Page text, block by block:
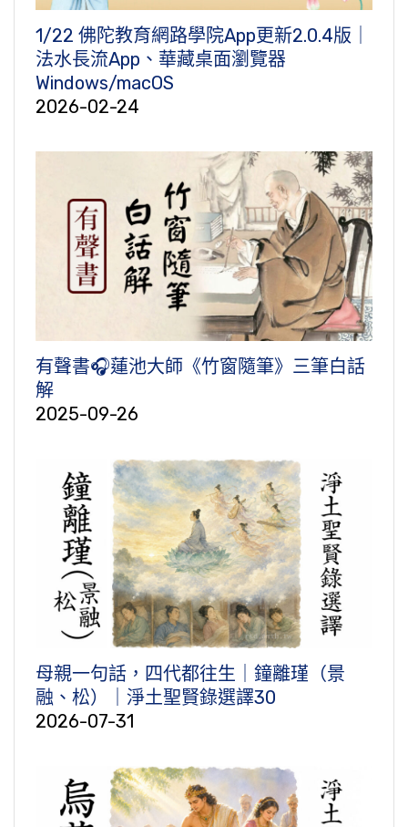
1/22 佛陀教育網路學院App更新2.0.4版｜
法水長流App、華藏桌面瀏覽器
Windows/macOS
2026-02-24
有聲書🎧蓮池大師《竹窗隨筆》三筆白話
解
2025-09-26
母親一句話，四代都往生｜鐘離瑾（景
融、松）｜淨土聖賢錄選譯30
2026-07-31